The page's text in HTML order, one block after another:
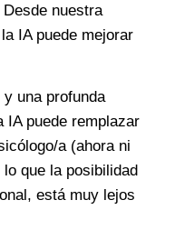
nuestra
IA puede mejorar
una profunda
IA puede remplazar
a (ahora ni
que la posibilidad
está muy lejos